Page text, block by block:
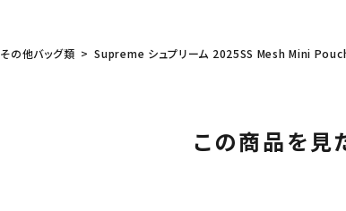
その他バッグ類 Supreme シュプリーム 2025SS Mesh Mini
この商品を見